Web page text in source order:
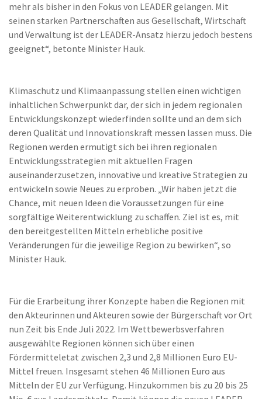
mehr als bisher in den Fokus von LEADER gelangen. Mit
seinen starken Partnerschaften aus Gesellschaft, Wirtschaft
und Verwaltung ist der LEADER-Ansatz hierzu jedoch bestens
geeignet“, betonte Minister Hauk.
Klimaschutz und Klimaanpassung stellen einen wichtigen
inhaltlichen Schwerpunkt dar, der sich in jedem regionalen
Entwicklungskonzept wiederfinden sollte und an dem sich
deren Qualität und Innovationskraft messen lassen muss. Die
Regionen werden ermutigt sich bei ihren regionalen
Entwicklungsstrategien mit aktuellen Fragen
auseinanderzusetzen, innovative und kreative Strategien zu
entwickeln sowie Neues zu erproben. „Wir haben jetzt die
Chance, mit neuen Ideen die Voraussetzungen für eine
sorgfältige Weiterentwicklung zu schaffen. Ziel ist es, mit
den bereitgestellten Mitteln erhebliche positive
Veränderungen für die jeweilige Region zu bewirken“, so
Minister Hauk.
Für die Erarbeitung ihrer Konzepte haben die Regionen mit
den Akteurinnen und Akteuren sowie der Bürgerschaft vor Ort
nun Zeit bis Ende Juli 2022. Im Wettbewerbsverfahren
ausgewählte Regionen können sich über einen
Fördermitteletat zwischen 2,3 und 2,8 Millionen Euro EU-
Mittel freuen. Insgesamt stehen 46 Millionen Euro aus
Mitteln der EU zur Verfügung. Hinzukommen bis zu 20 bis 25